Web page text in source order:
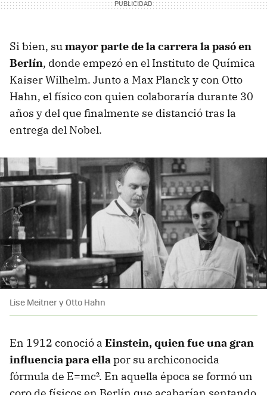
Si bien, sumayor parte de la carrera la pasó en
Berlín, donde empezó en el Instituto de Química
Kaiser Wilhelm. Junto a Max Planck y con Otto
Hahn, el físico con quien colaboraría durante 30
años y del que finalmente se distanció tras la
entrega del Nobel.
Lise Meitner y Otto Hahn
En 1912 conoció a Einstein, quien fue una gran
influencia para ella por su archiconocida
fórmula de E=mc². En aquella época se formó un